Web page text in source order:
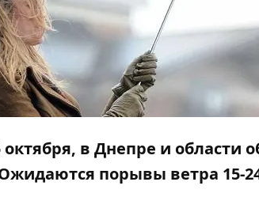
октября, в Днепре и
порывы ветра 15-